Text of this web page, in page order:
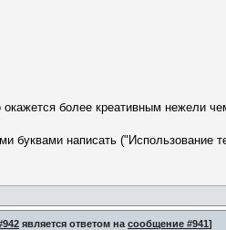
более креативным нежели
написать ("Использование
является ответом на сообщение #941]